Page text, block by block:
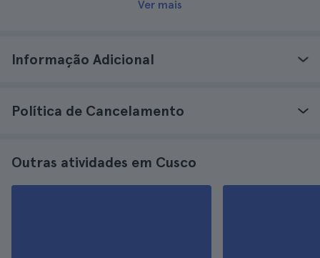
Ver mais
Informação Adicional
Política de Cancelamento
Outras atividades em Cusco